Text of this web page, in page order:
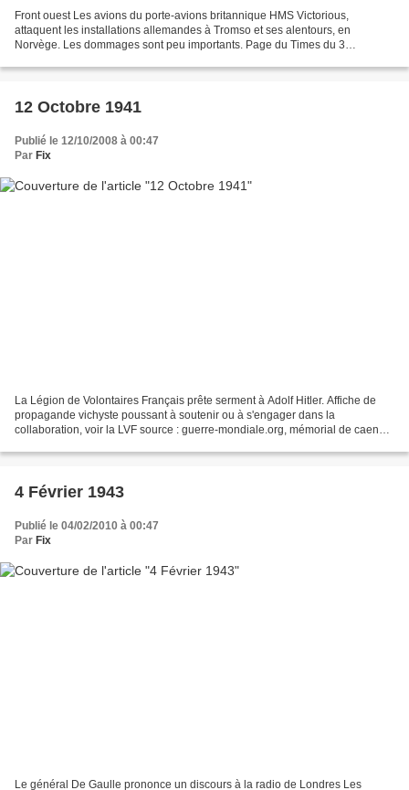
Front ouest Les avions du porte-avions britannique HMS Victorious,
attaquent les installations allemandes à Tromso et ses alentours, en
Norvège. Les dommages sont peu importants. Page du Times du 3
12 Octobre 1941
Publié le 12/10/2008 à 00:47
Par Fix
La Légion de Volontaires Français prête serment à Adolf Hitler. Affiche de
propagande vichyste poussant à soutenir ou à s'engager dans la
collaboration, voir la LVF source : guerre-mondiale.org, mémorial de caen
4 Février 1943
Publié le 04/02/2010 à 00:47
Par Fix
Le général De Gaulle prononce un discours à la radio de Londres Les